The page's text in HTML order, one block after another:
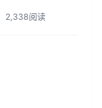
2,338阅读